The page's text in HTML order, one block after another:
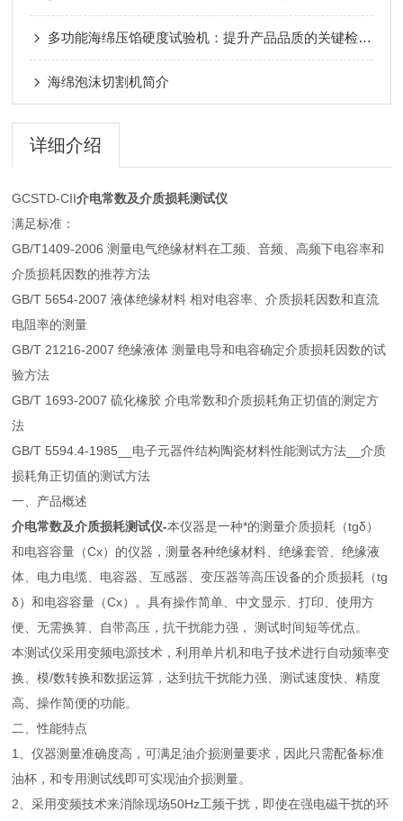
多功能海绵压馅硬度试验机：提升产品品质的关键检测设备
海绵泡沫切割机简介
详细介绍
GCSTD-CII介电常数及介质损耗测试仪
满足标准：
GB/T1409-2006 测量电气绝缘材料在工频、音频、高频下电容率和
介质损耗因数的推荐方法
GB/T 5654-2007 液体绝缘材料 相对电容率、介质损耗因数和直流
电阻率的测量
GB/T 21216-2007 绝缘液体 测量电导和电容确定介质损耗因数的试
验方法
GB/T 1693-2007 硫化橡胶 介电常数和介质损耗角正切值的测定方
法
GB/T 5594.4-1985__电子元器件结构陶瓷材料性能测试方法__介质
损耗角正切值的测试方法
一、产品概述
介电常数及介质损耗测试仪-本仪器是一种*的测量介质损耗（tgδ）
和电容容量（Cx）的仪器，测量各种绝缘材料、绝缘套管、绝缘液
体、电力电缆、电容器、互感器、变压器等高压设备的介质损耗（tg
δ）和电容容量（Cx）。具有操作简单、中文显示、打印、使用方
便、无需换算、自带高压，抗干扰能力强， 测试时间短等优点。
本测试仪采用变频电源技术，利用单片机和电子技术进行自动频率变
换、模/数转换和数据运算，达到抗干扰能力强、测试速度快、精度
高、操作简便的功能。
二、性能特点
1、仪器测量准确度高，可满足油介损测量要求，因此只需配备标准
油杯，和专用测试线即可实现油介损测量。
2、采用变频技术来消除现场50Hz工频干扰，即使在强电磁干扰的环